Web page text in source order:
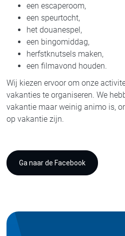
een escaperoom,
een speurtocht,
het douanespel,
een bingomiddag,
herfstknutsels maken,
een filmavond houden.
Wij kiezen ervoor om onze
vakanties te organiseren. We
vakantie maar weinig animo is,
op vakantie zijn.
Ga naar de Facebook